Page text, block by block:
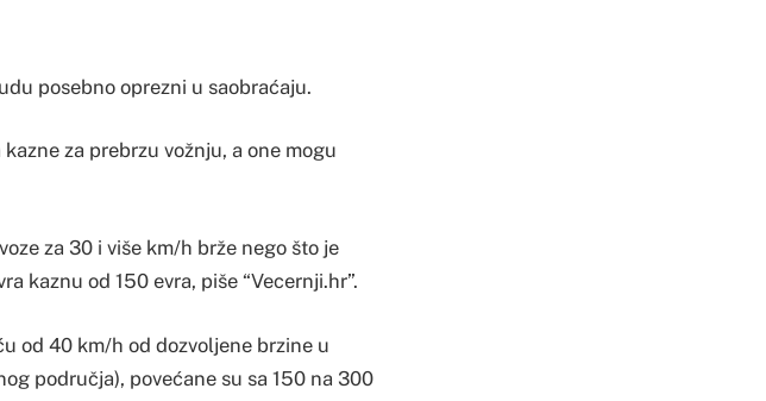
posebno oprezni u saobraćaju.
za prebrzu vožnju, a one mogu
za 30 i više km/h brže nego što je
kaznu od 150 evra, piše “Vecernji.hr”.
od 40 km/h od dozvoljene brzine u
područja), povećane su sa 150 na 300